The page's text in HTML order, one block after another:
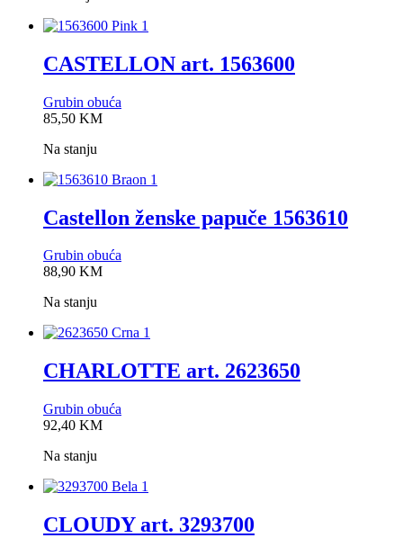
CASTELLON art. 1563600
Grubin obuća
0,0
85,50 KM
Na stanju
Castellon ženske papuče 1563610
Grubin obuća
0,0
88,90 KM
Na stanju
CHARLOTTE art. 2623650
Grubin obuća
0,0
92,40 KM
Na stanju
CLOUDY art. 3293700